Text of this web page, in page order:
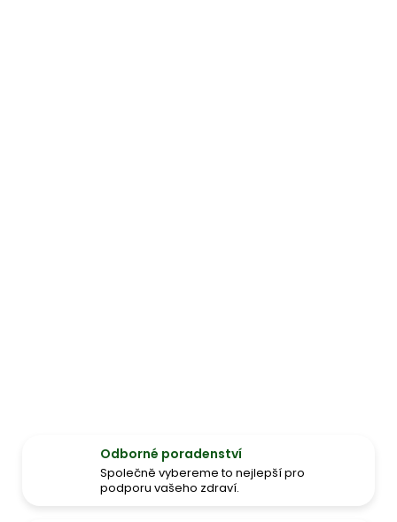
Odborné poradenství
Společně vybereme to nejlepší pro
podporu vašeho zdraví.